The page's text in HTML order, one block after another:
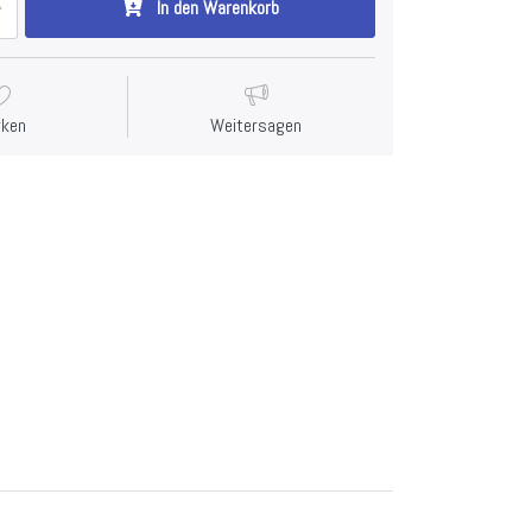
In den Warenkorb
Weitersagen